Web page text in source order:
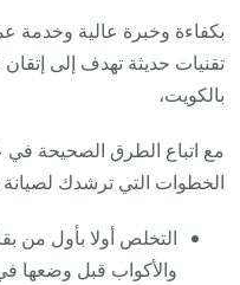
تقنيات حديثة تهدف إلى
بالكويت،
مع اتباع الطرق الصحيحة في
الخطوات التي ترشدك لصيانة
التخلص أولا بأول من
والأكواب قبل وضعها